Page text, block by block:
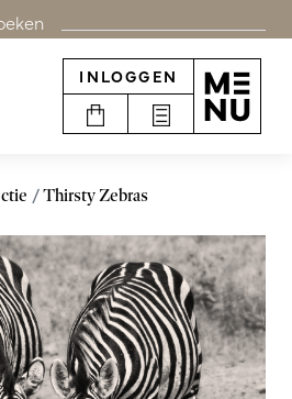
INLOGGEN
Thirsty Zebras